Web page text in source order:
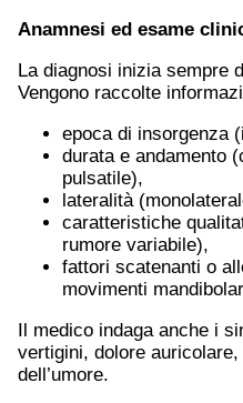
Anamnesi ed esame
La diagnosi inizia sempre
Vengono raccolte
epoca di insorgenza
durata e andamento
pulsatile),
lateralità
caratteristiche
rumore variabile),
fattori scatenanti o
movimenti
Il medico indaga anche i
vertigini, dolore
dell’umore.